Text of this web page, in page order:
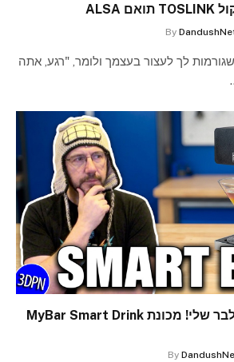
By
לך לעצור בעצמך ולומר, "רגע, אתה
הדפסת תלת מימד לבר שלי! מכונת MyBar Smart Drink
By